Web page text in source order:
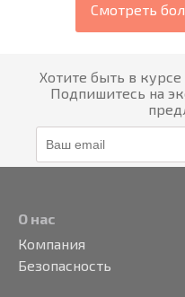
Смотреть
Хотите быть в
Подпишитесь на
О нас
Компания
Безопасность